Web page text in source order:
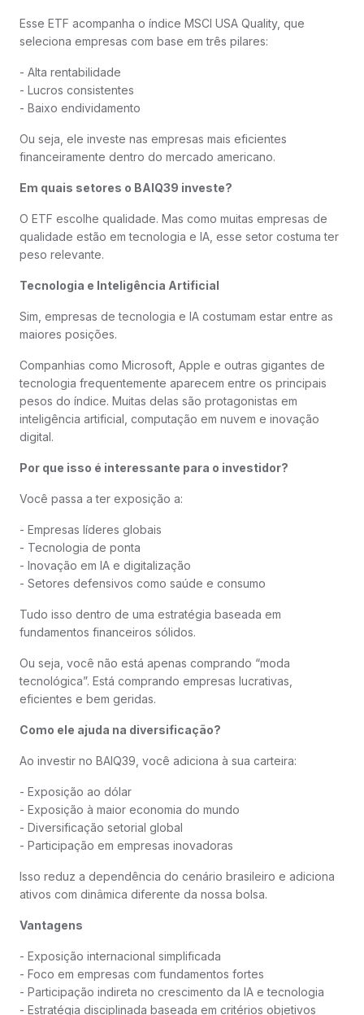
Esse ETF acompanha o índice MSCI USA Quality, que
seleciona empresas com base em três pilares:
- Alta rentabilidade
- Lucros consistentes
- Baixo endividamento
Ou seja, ele investe nas empresas mais eficientes
financeiramente dentro do mercado americano.
Em quais setores o BAIQ39 investe?
O ETF escolhe qualidade. Mas como muitas empresas de
qualidade estão em tecnologia e IA, esse setor costuma ter
peso relevante.
Tecnologia e Inteligência Artificial
Sim, empresas de tecnologia e IA costumam estar entre as
maiores posições.
Companhias como Microsoft, Apple e outras gigantes de
tecnologia frequentemente aparecem entre os principais
pesos do índice. Muitas delas são protagonistas em
inteligência artificial, computação em nuvem e inovação
digital.
Por que isso é interessante para o investidor?
Você passa a ter exposição a:
- Empresas líderes globais
- Tecnologia de ponta
- Inovação em IA e digitalização
- Setores defensivos como saúde e consumo
Tudo isso dentro de uma estratégia baseada em
fundamentos financeiros sólidos.
Ou seja, você não está apenas comprando “moda
tecnológica”. Está comprando empresas lucrativas,
eficientes e bem geridas.
Como ele ajuda na diversificação?
Ao investir no BAIQ39, você adiciona à sua carteira:
- Exposição ao dólar
- Exposição à maior economia do mundo
- Diversificação setorial global
- Participação em empresas inovadoras
Isso reduz a dependência do cenário brasileiro e adiciona
ativos com dinâmica diferente da nossa bolsa.
Vantagens
- Exposição internacional simplificada
- Foco em empresas com fundamentos fortes
- Participação indireta no crescimento da IA e tecnologia
- Estratégia disciplinada baseada em critérios objetivos